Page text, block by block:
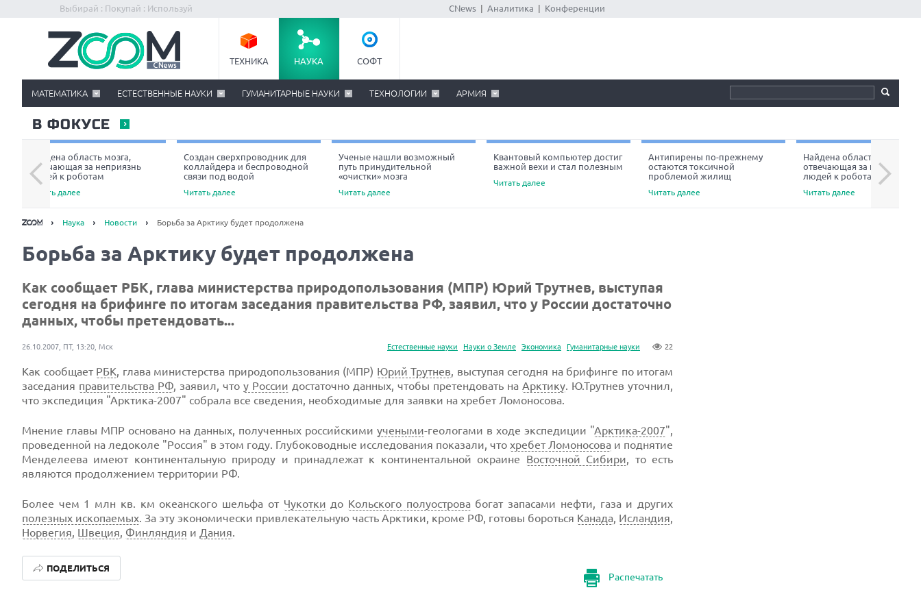
Выбирай : Покупай : Используй CNews Аналитика Конференции
ТЕХНИКА НАУКА СОФТ
МАТЕМАТИКА ЕСТЕСТВЕННЫЕ НАУКИ ГУМАНИТАРНЫЕ НАУКИ ТЕХНОЛОГИИ АРМИЯ
В ФОКУСЕ
Найдена область мозга,
отвечающая за неприязнь
людей к роботам
Читать далее
Создан сверхпроводник для
коллайдера и беспроводной
связи под водой
Читать далее
Ученые нашли возможный
путь принудительной
«очистки» мозга
Читать далее
Квантовый компьютер достиг
важной вехи и стал полезным
Читать далее
Антипирены по-прежнему
остаются токсичной
проблемой жилищ
Читать далее
Найдена область мозга,
отвечающая за неприязнь
людей к роботам
Читать далее
Next
Наука Новости Борьба за Арктику будет продолжена
Борьба за Арктику будет продолжена
Как сообщает РБК, глава министерства природопользования (МПР) Юрий Трутнев, выступая
сегодня на брифинге по итогам заседания правительства РФ, заявил, что у России достаточно
данных, чтобы претендовать...
Естественные науки Науки о Земле Экономика Гуманитарные науки 22
26.10.2007, ПТ, 13:20, Мск
Как сообщает РБК, глава министерства природопользования (МПР) Юрий Трутнев, выступая сегодня на брифинге по итогам
заседания правительства РФ, заявил, что у России достаточно данных, чтобы претендовать на Арктику. Ю.Трутнев уточнил,
что экспедиция "Арктика-2007" собрала все сведения, необходимые для заявки на хребет Ломоносова.
Мнение главы МПР основано на данных, полученных российскими учеными-геологами в ходе экспедиции "Арктика-2007",
проведенной на ледоколе "Россия" в этом году. Глубоководные исследования показали, что хребет Ломоносова и поднятие
Менделеева имеют континентальную природу и принадлежат к континентальной окраине Восточной Сибири, то есть
являются продолжением территории РФ.
Более чем 1 млн кв. км океанского шельфа от Чукотки до Кольского полуостровабогат запасами нефти, газа и других
полезных ископаемых. За эту экономически привлекательную часть Арктики, кроме РФ, готовы бороться Канада, Исландия,
Норвегия, Швеция, Финляндия и Дания.
Распечатать
ПОДЕЛИТЬСЯ